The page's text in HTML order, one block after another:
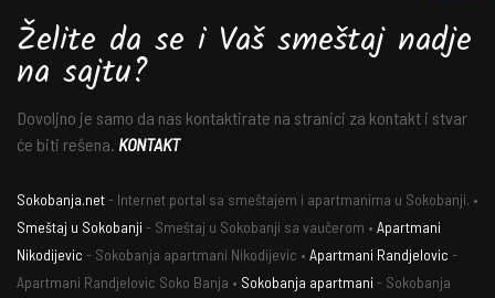
Želite da se i Vaš smeštaj nadje
na sajtu?
Dovoljno je samo da nas kontaktirate na stranici za kontakt i stvar
će biti rešena. KONTAKT
Sokobanja.net- Internet portal sa smeštajem i apartmanima u Sokobanji. •
Smeštaj u Sokobanji - Smeštaj u Sokobanji sa vaučerom • Apartmani
Nikodijevic - Sokobanja apartmani Nikodijevic • Apartmani Randjelovic -
Apartmani Randjelovic Soko Banja • Sokobanja apartmani - Sokobanja